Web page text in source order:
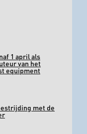
1 april als
van het
equipment
met de